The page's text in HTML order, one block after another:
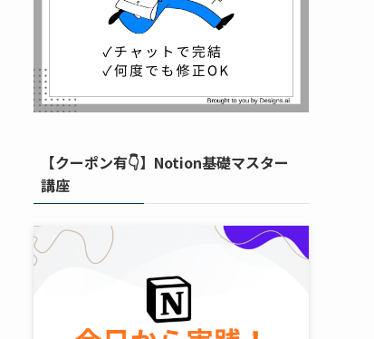
【クーポン有👇】Notion基礎マスター
講座